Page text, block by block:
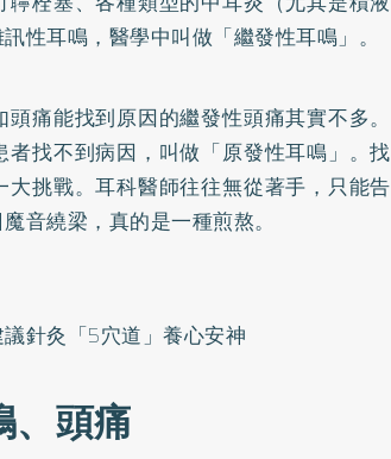
性耳鳴，醫學中叫做「繼發性耳鳴」。
痛能找到原因的繼發性頭痛其實不多。
找不到病因，叫做「原發性耳鳴」。找
挑戰。耳科醫師往往無從著手，只能告
音繞梁，真的是一種煎熬。
針灸「5穴道」養心安神
、頭痛